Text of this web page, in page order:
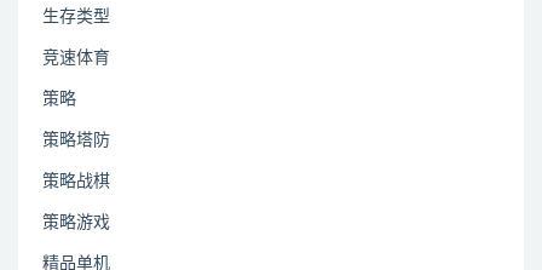
生存类型
竞速体育
策略
策略塔防
策略战棋
策略游戏
精品单机